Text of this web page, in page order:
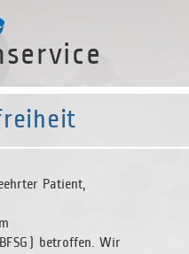
Patient,
betroffen. Wir